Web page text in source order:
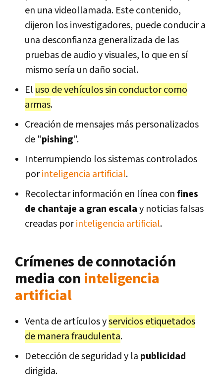
en una videollamada. Este contenido,
dijeron los investigadores, puede conducir a
una desconfianza generalizada de las
pruebas de audio y visuales, lo que en sí
mismo sería un daño social.
El uso de vehículos sin conductor como
armas.
Creación de mensajes más personalizados
de "pishing".
Interrumpiendo los sistemas controlados
porinteligencia artificial.
Recolectar información en línea confines
de chantaje a gran escalay noticias falsas
creadas porinteligencia artificial.
Crímenes de connotación
media con inteligencia
artificial
Venta de artículos yservicios etiquetados
de manera fraudulenta.
Detección de seguridad y la publicidad
dirigida.